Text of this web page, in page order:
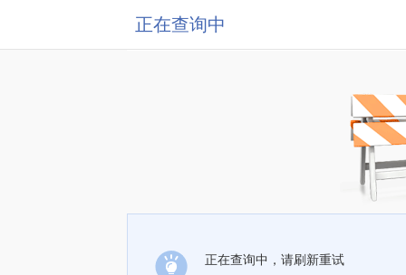
正在查询中
正在查询中，请刷新重试